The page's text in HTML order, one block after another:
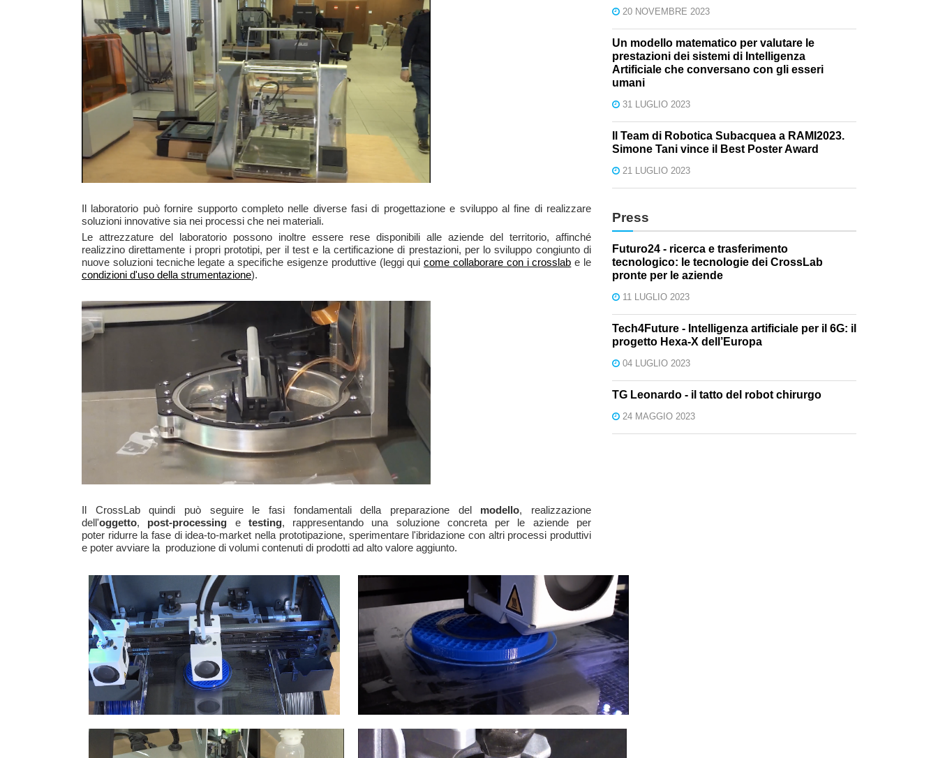
Il laboratorio può fornire supporto completo nelle diverse fasi di progettazione e sviluppo al fine di realizzare
soluzioni innovative sia nei processi che nei materiali.
Le attrezzature del laboratorio possono inoltre essere rese disponibili alle aziende del territorio, affinché
realizzino direttamente i propri prototipi, per il test e la certificazione di prestazioni, per lo sviluppo congiunto di
nuove soluzioni tecniche legate a specifiche esigenze produttive (leggi quicome collaborare con i crosslab e le
condizioni d'uso della strumentazione).
Il CrossLab quindi può seguire le fasi fondamentali della preparazione del modello, realizzazione
dell'oggetto, post-processing e testing, rappresentando
una soluzione concreta per le aziende per
poter ridurre la fase di idea-to-market nella prototipazione, sperimentare l'ibridazione con altri processi produttivi
e poter avviare la produzione di volumi contenuti di prodotti ad alto valore aggiunto.
20 NOVEMBRE 2023
Un modello matematico per valutare le
prestazioni dei sistemi di Intelligenza
Artificiale che conversano con gli esseri
umani
31 LUGLIO 2023
Il Team di Robotica Subacquea a RAMI2023.
Simone Tani vince il Best Poster Award
21 LUGLIO 2023
Press
Futuro24 - ricerca e trasferimento
tecnologico: le tecnologie dei CrossLab
pronte per le aziende
11 LUGLIO 2023
Tech4Future - Intelligenza artificiale per il 6G: il
progetto Hexa-X dell’Europa
04 LUGLIO 2023
TG Leonardo - il tatto del robot chirurgo
24 MAGGIO 2023